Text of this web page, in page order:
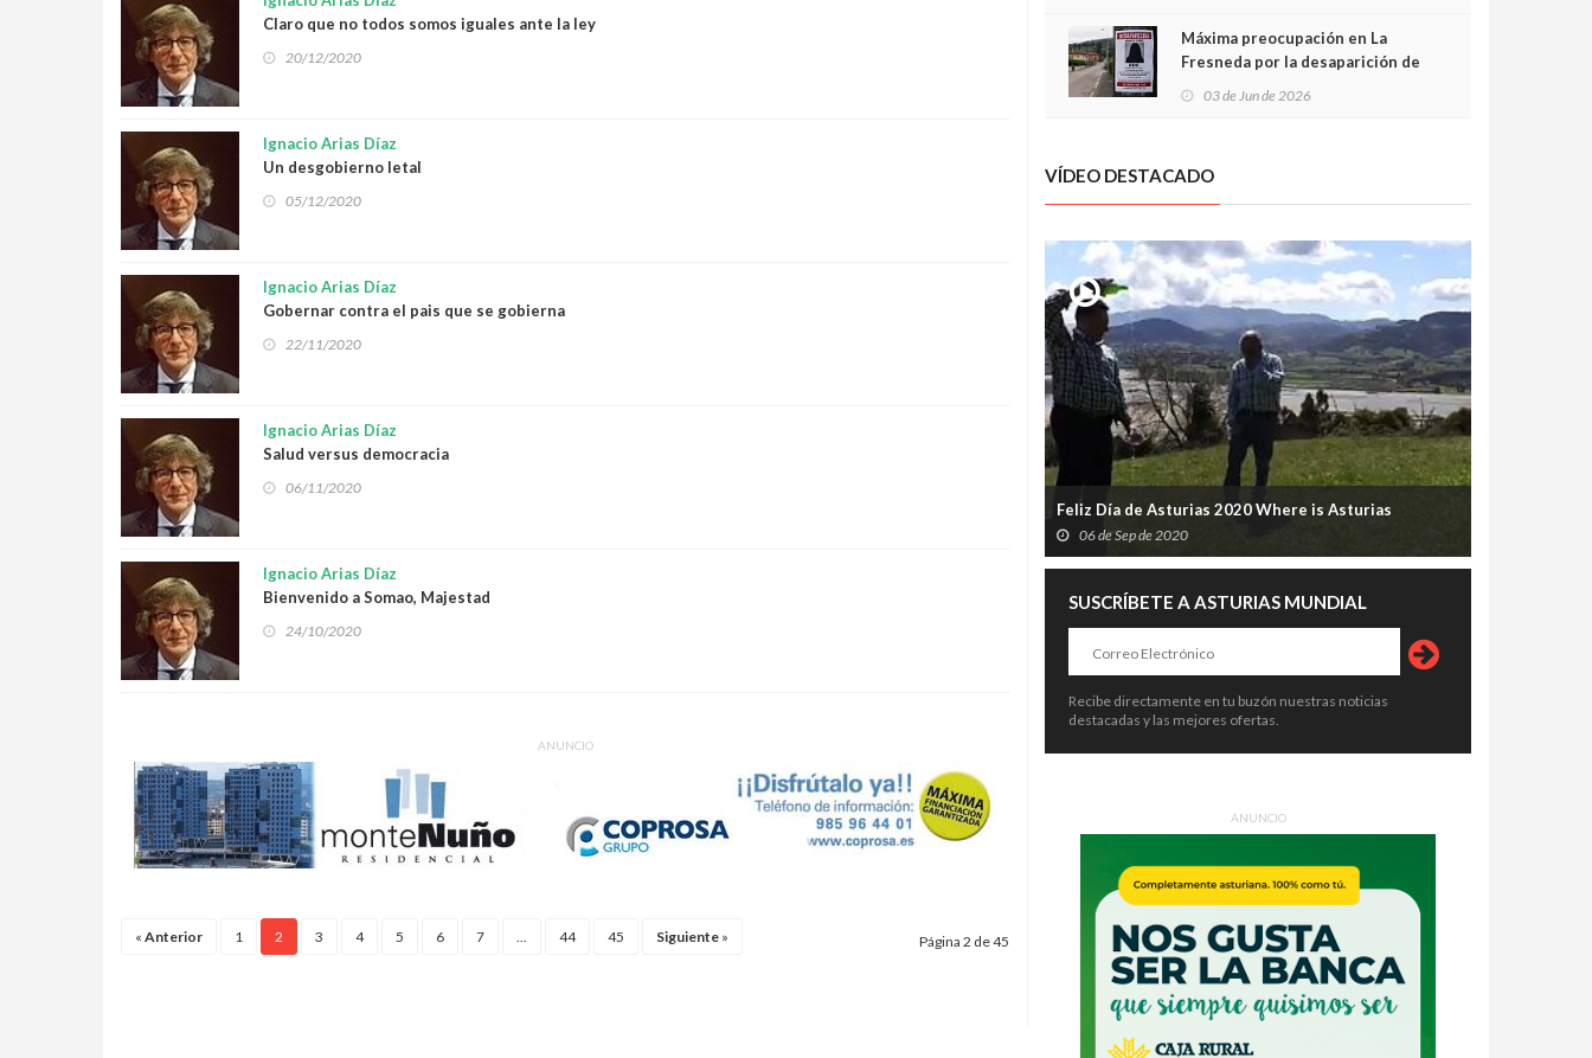
Claro que no todos somos iguales ante la ley
20/12/2020
Ignacio Arias Díaz
Un desgobierno letal
05/12/2020
Ignacio Arias Díaz
Gobernar contra el pais que se gobierna
22/11/2020
Ignacio Arias Díaz
Salud versus democracia
06/11/2020
Ignacio Arias Díaz
Bienvenido a Somao, Majestad
24/10/2020
ANUNCIO
« Anterior 1 2 3 4 5 6 7 ... 44 45 Siguiente » Página 2 de 45
Máxima preocupación en La
Fresneda por la desaparición de
03 de Jun de 2026
VÍDEO DESTACADO
Feliz Día de Asturias 2020 Where is Asturias
06 de Sep de 2020
SUSCRÍBETE A ASTURIAS MUNDIAL
Recibe directamente en tu buzón nuestras noticias
destacadas y las mejores ofertas.
ANUNCIO